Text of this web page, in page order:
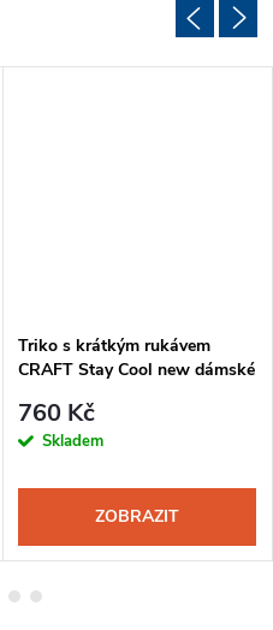
Triko s krátkým rukávem
CRAFT Stay Cool new dámské
760 Kč
Skladem
ZOBRAZIT